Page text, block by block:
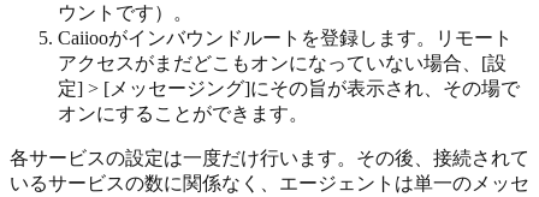
ウントです）。
Caiiooがインバウンドルートを登録します。リモート
アクセスがまだどこもオンになっていない場合、[設
定] > [メッセージング]にその旨が表示され、その場で
オンにすることができます。
各サービスの設定は一度だけ行います。その後、接続されて
いるサービスの数に関係なく、エージェントは単一のメッセ